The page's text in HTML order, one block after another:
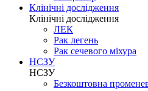
Клінічні дослідження
Клінічні дослідження
ЛЕК
Рак легень
Рак сечевого міхура
НСЗУ
НСЗУ
Безкоштовна